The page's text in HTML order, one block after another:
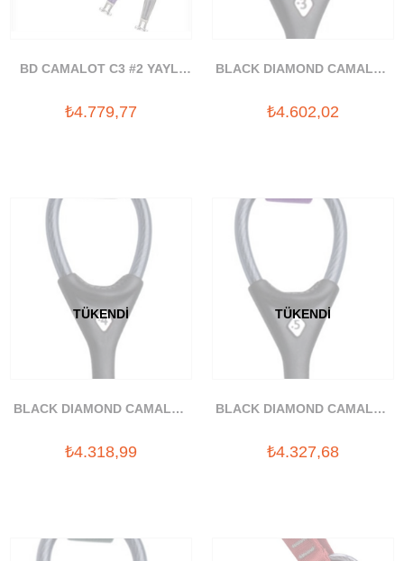
BD CAMALOT C3 #2 YAYLI
₺4.779,77
BLACK DIAMOND CAMALOT
₺4.602,02
TÜKENDI
BLACK DIAMOND CAMALOT
₺4.318,99
TÜKENDI
BLACK DIAMOND CAMALOT
₺4.327,68